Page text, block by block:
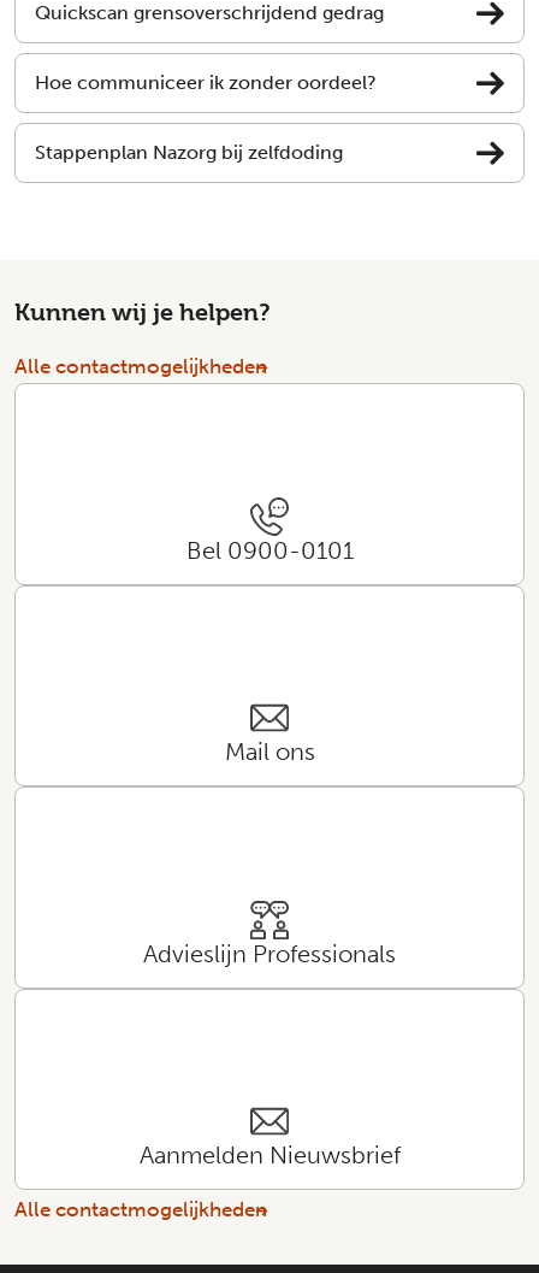
Quickscan grensoverschrijdend gedrag
Hoe communiceer ik zonder oordeel?
Stappenplan Nazorg bij zelfdoding
Kunnen wij je helpen?
Alle contactmogelijkheden
Bel 0900-0101
Mail ons
Advieslijn Professionals
Aanmelden Nieuwsbrief
Alle contactmogelijkheden